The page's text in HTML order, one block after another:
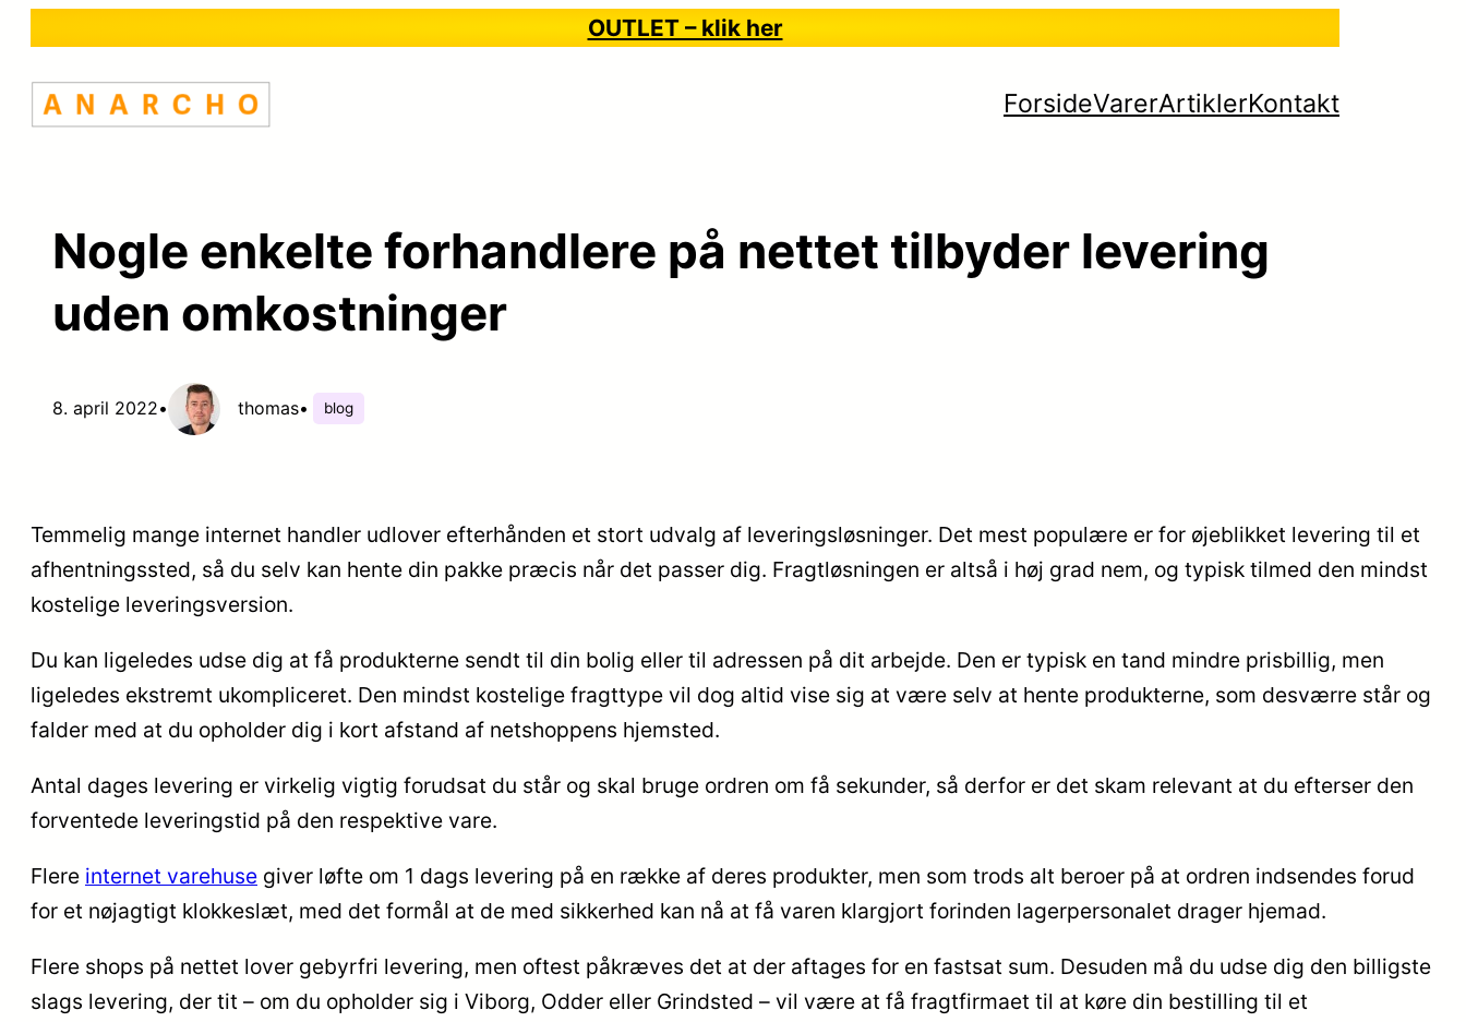
indhold
OUTLET – klik her
ForsideVarerArtiklerKontakt
Nogle enkelte forhandlere på nettet tilbyder levering
uden omkostninger
8. april 2022• thomas• blog
Temmelig mange internet handler udlover efterhånden et stort udvalg af leveringsløsninger. Det mest populære er for øjeblikket levering til et
afhentningssted, så du selv kan hente din pakke præcis når det passer dig. Fragtløsningen er altså i høj grad nem, og typisk tilmed den mindst
kostelige leveringsversion.
Du kan ligeledes udse dig at få produkterne sendt til din bolig eller til adressen på dit arbejde. Den er typisk en tand mindre prisbillig, men
ligeledes ekstremt ukompliceret. Den mindst kostelige fragttype vil dog altid vise sig at være selv at hente produkterne, som desværre står og
falder med at du opholder dig i kort afstand af netshoppens hjemsted.
Antal dages levering er virkelig vigtig forudsat du står og skal bruge ordren om få sekunder, så derfor er det skam relevant at du efterser den
forventede leveringstid på den respektive vare.
Flere internet varehuse giver løfte om 1 dags levering på en række af deres produkter, men som trods alt beroer på at ordren indsendes forud
for et nøjagtigt klokkeslæt, med det formål at de med sikkerhed kan nå at få varen klargjort forinden lagerpersonalet drager hjemad.
Flere shops på nettet lover gebyrfri levering, men oftest påkræves det at der aftages for en fastsat sum. Desuden må du udse dig den billigste
slags levering, der tit – om du opholder sig i Viborg, Odder eller Grindsted – vil være at få fragtfirmaet til at køre din bestilling til et